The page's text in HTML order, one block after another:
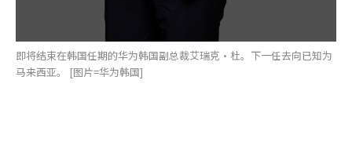
即将结束在韩国任期的华为韩国副总裁艾瑞克·杜。下一任去向已知为
马来西亚。 [图片=华为韩国]